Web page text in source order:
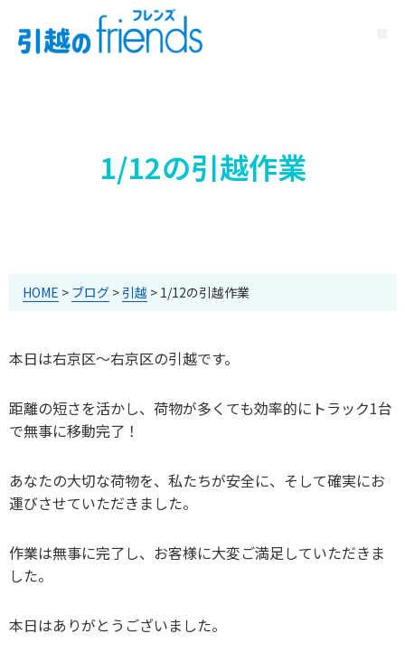
1/12の引越作業
HOME > ブログ > 引越 > 1/12の引越作業
本日は右京区～右京区の引越です。
距離の短さを活かし、荷物が多くても効率的にトラック1台
で無事に移動完了！
あなたの大切な荷物を、私たちが安全に、そして確実にお
運びさせていただきました。
作業は無事に完了し、お客様に大変ご満足していただきま
した。
本日はありがとうございました。